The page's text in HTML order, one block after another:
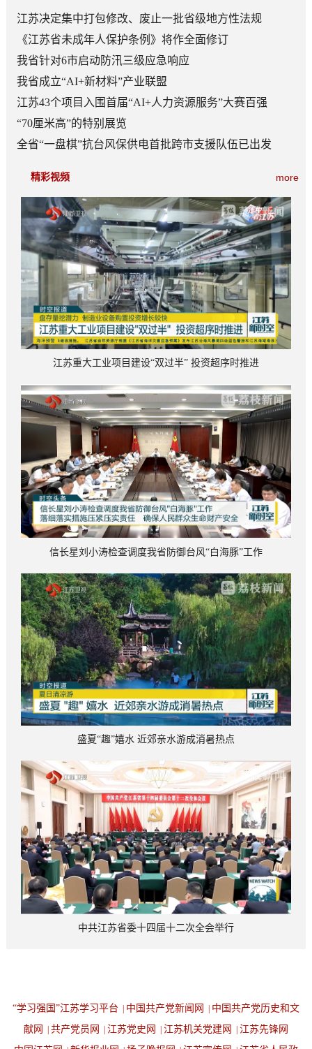
江苏决定集中打包修改、废止一批省级地方性法规
《江苏省未成年人保护条例》将作全面修订
我省针对6市启动防汛三级应急响应
我省成立“AI+新材料”产业联盟
江苏43个项目入围首届“AI+人力资源服务”大赛百强
“70厘米高”的特别展览
全省“一盘棋”抗台风保供电首批跨市支援队伍已出发
more
精彩视频
江苏重大工业项目建设“双过半” 投资超序时推进
信长星刘小涛检查调度我省防御台风“白海豚”工作
盛夏“趣”嬉水 近郊亲水游成消暑热点
中共江苏省委十四届十二次全会举行
“学习强国”江苏学习平台 中国共产党新闻网
中国共产党历史和文
献网
共产党员网 江苏党史网 江苏机关党建网
江苏先锋网